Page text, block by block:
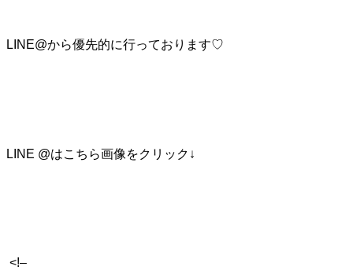
LINE@から優先的に行っております♡
LINE @はこちら画像をクリック↓
<!–